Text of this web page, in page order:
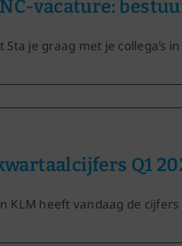
vacature:
je graag met je collega’s
Q1
KLM heeft vandaag de